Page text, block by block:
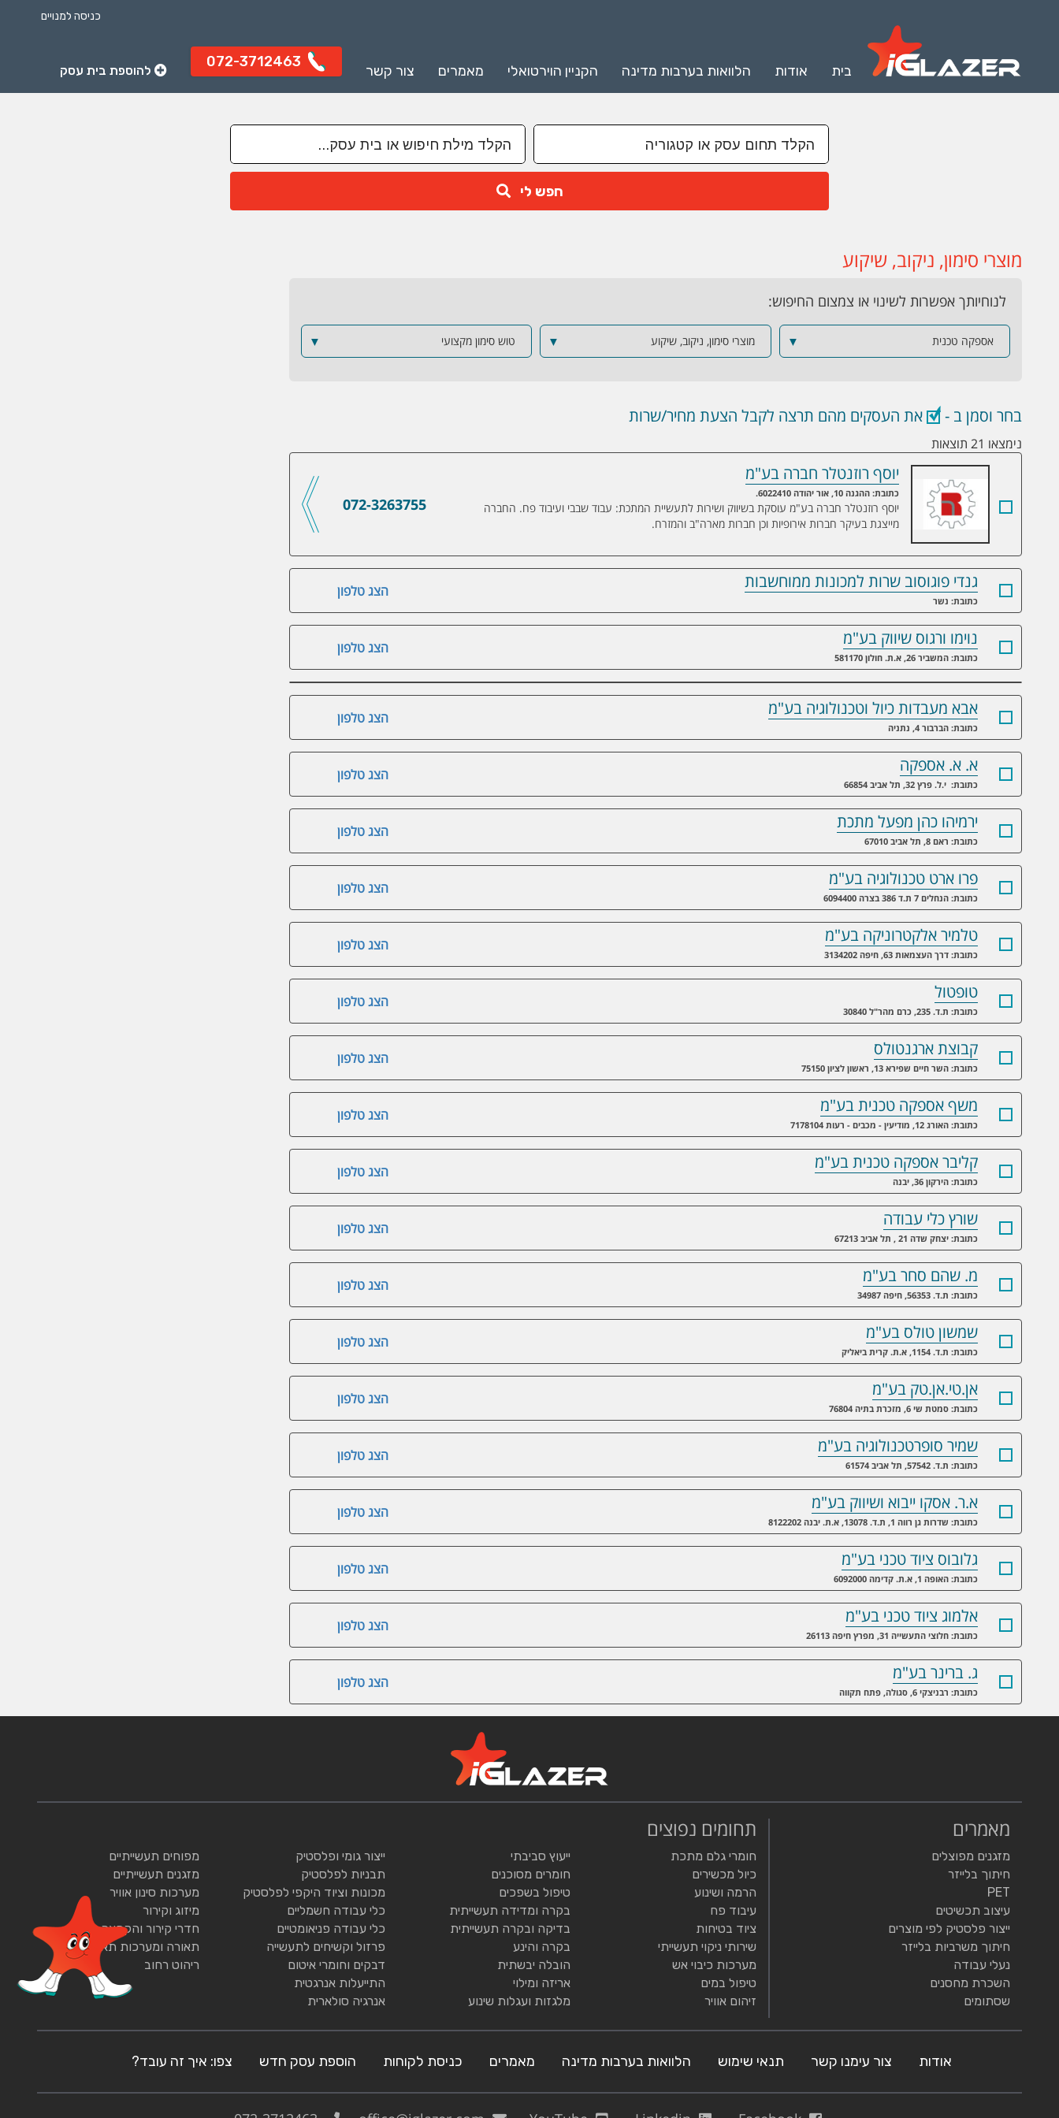
כניסה למנויים
בית אודות הלוואות בערבות מדינה הקניין הוירטואלי מאמרים צור קשר
072-3712463
להוספת בית עסק
חפש לי
מוצרי סימון, ניקוב, שיקוע
לנוחיותך אפשרות לשינוי או צמצום החיפוש:
אספקה טכנית ▼ מוצרי סימון, ניקוב, שיקוע ▼ טוש סימון מקצועי ▼
בחר וסמן ב - את העסקים מהם תרצה לקבל הצעת מחיר/שרות
נימצאו 21 תוצאות
יוסף רוזנטלר חברה בע"מ
072-3263755
יוסף רוזנטלר חברה בע"מ
כתובת: ההגנה 10, אור יהודה 6022410.
יוסף רוזנטלר חברה בע"מ עוסקת בשיווק ושירות לתעשיית המתכת: עבוד שבבי ועיבוד פח. החברה
מייצגת בעיקר חברות אירופיות וכן חברות מארה"ב והמזרח.
הצג טלפון גנדי פוגוסוב שרות למכונות ממוחשבות
כתובת: נשר
הצג טלפון נוימו ורגוס שיווק בע"מ
כתובת: המשביר 26, א.ת. חולון 581170
הצג טלפון אבא מעבדות כיול וטכנולוגיה בע"מ
כתובת: הברבור 4, נתניה
הצג טלפון א. א. אספקה
כתובת: י.ל. פרץ 32, תל אביב 66854
הצג טלפון ירמיהו כהן מפעל מתכת
כתובת: ראם 8, תל אביב 67010
הצג טלפון פרו ארט טכנולוגיה בע"מ
כתובת: הנחלים 7 ת.ד 386 בצרה 6094400
הצג טלפון טלמיר אלקטרוניקה בע"מ
כתובת: דרך העצמאות 63, חיפה 3134202
הצג טלפון טופטול
כתובת: ת.ד. 235, כרם מהר"ל 30840
הצג טלפון קבוצת ארגנטולס
כתובת: השר חיים שפירא 13, ראשון לציון 75150
הצג טלפון משף אספקה טכנית בע"מ
כתובת: האורג 12, מודיעין - מכבים - רעות 7178104
הצג טלפון קליבר אספקה טכנית בע"מ
כתובת: הירקון 36, יבנה
הצג טלפון שורץ כלי עבודה
כתובת: יצחק שדה 21 , תל אביב 67213
הצג טלפון מ. שהם סחר בע"מ
כתובת: ת.ד. 56353, חיפה 34987
הצג טלפון שמשון טולס בע"מ
כתובת: ת.ד. 1154, א.ת. קרית ביאליק
הצג טלפון אן.טי.אן.טק בע"מ
כתובת: סמטת שי 6, מזכרת בתיה 76804
הצג טלפון שמיר סופרטכנולוגיה בע"מ
כתובת: ת.ד. 57542, תל אביב 61574
הצג טלפון א.ר. אסקו ייבוא ושיווק בע"מ
כתובת: שדרות גן רווה 1, ת.ד. 13078, א.ת. יבנה 8122202
הצג טלפון גלובוס ציוד טכני בע"מ
כתובת: האופה 1, א.ת. קדימה 6092000
הצג טלפון אלמוג ציוד טכני בע"מ
כתובת: חלוצי התעשייה 31, מפרץ חיפה 26113
הצג טלפון ג. ברינר בע"מ
כתובת: רבניצקי 6, סגולה, פתח תקווה
מאמרים
מזגנים מפוצלים
חיתוך בלייזר
PET
עיצוב תכשיטים
ייצור פלסטיק לפי מוצרים
חיתוך משרביות בלייזר
נעלי עבודה
השכרת מחסנים
שסתומים
תחומים נפוצים
חומרי גלם מתכת
כיול מכשירים
הרמה ושינוע
עיבוד פח
ציוד בטיחות
שירותי ניקוי תעשייתי
מערכות כיבוי אש
טיפול במים
זיהום אוויר
ייעוץ סביבתי
חומרים מסוכנים
טיפול בשפכים
בקרה ומדידה תעשייתית
בדיקה ובקרה תעשייתית
בקרה והינע
הובלה יבשתית
אריזה ומילוי
מלגזות ועגלות שינוע
ייצור גומי ופלסטיק
תבניות לפלסטיק
מכונות וציוד היקפי לפלסטיק
כלי עבודה חשמליים
כלי עבודה פניאומטיים
פרזול וקשיחים לתעשייה
דבקים וחומרי איטום
התייעלות אנרגטית
אנרגיה סולארית
מפוחים תעשייתיים
מזגנים תעשייתיים
מערכות סינון אוויר
מיזוג וקירור
חדרי קירור והקפאה
תאורה ומערכות תאורה
ריהוט רחוב
אודות צור עימנו קשר תנאי שימוש הלוואות בערבות מדינה מאמרים כניסת לקוחות הוספת עסק חדש צפו: איך זה עובד?